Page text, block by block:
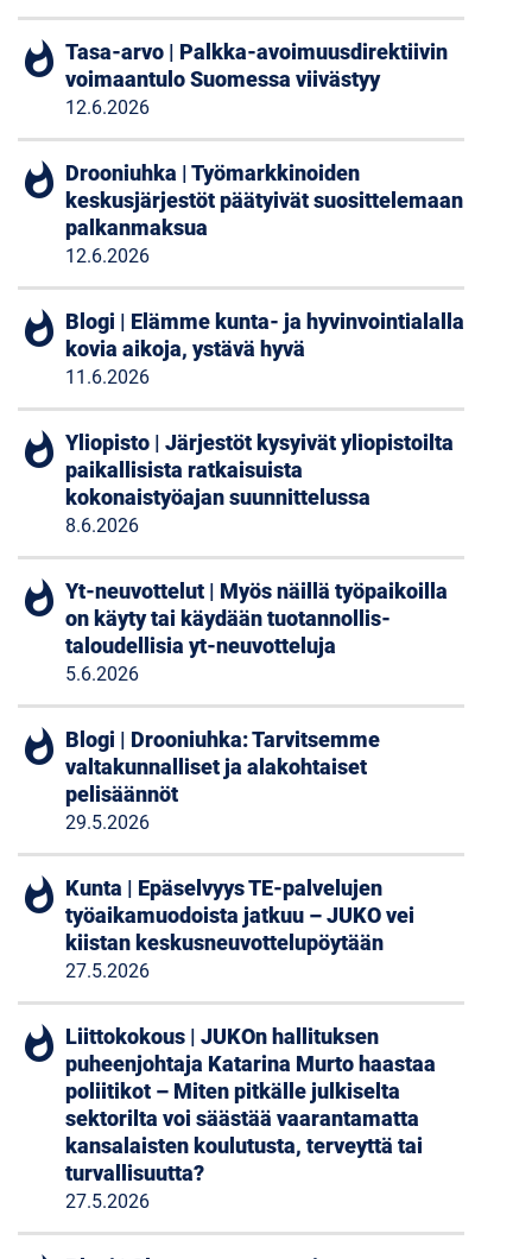
whatshot Tasa-arvo | Palkka-avoimuusdirektiivin
voimaantulo Suomessa viivästyy
12.6.2026
whatshot Drooniuhka | Työmarkkinoiden
keskusjärjestöt päätyivät suosittelemaan
palkanmaksua
12.6.2026
whatshot Blogi | Elämme kunta- ja hyvinvointialalla
kovia aikoja, ystävä hyvä
11.6.2026
whatshot Yliopisto | Järjestöt kysyivät yliopistoilta
paikallisista ratkaisuista
kokonaistyöajan suunnittelussa
8.6.2026
whatshot Yt-neuvottelut | Myös näillä työpaikoilla
on käyty tai käydään tuotannollis-
taloudellisia yt-neuvotteluja
5.6.2026
whatshot Blogi | Drooniuhka: Tarvitsemme
valtakunnalliset ja alakohtaiset
pelisäännöt
29.5.2026
whatshot Kunta | Epäselvyys TE-palvelujen
työaikamuodoista jatkuu – JUKO vei
kiistan keskusneuvottelupöytään
27.5.2026
whatshot Liittokokous | JUKOn hallituksen
puheenjohtaja Katarina Murto haastaa
poliitikot – Miten pitkälle julkiselta
sektorilta voi säästää vaarantamatta
kansalaisten koulutusta, terveyttä tai
turvallisuutta?
27.5.2026